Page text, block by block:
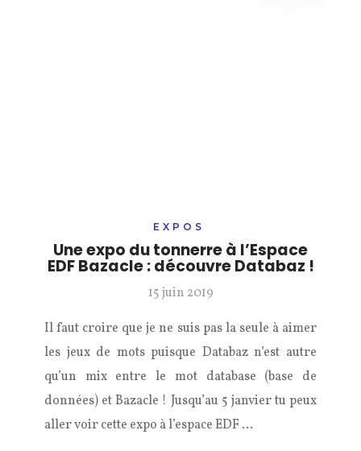
EXPOS
Une expo du tonnerre à l’Espace
EDF Bazacle : découvre Databaz !
15 juin 2019
Il faut croire que je ne suis pas la seule à aimer
les jeux de mots puisque Databaz n’est autre
qu’un mix entre le mot database (base de
données) et Bazacle ! Jusqu’au 5 janvier tu peux
aller voir cette expo à l’espace EDF …